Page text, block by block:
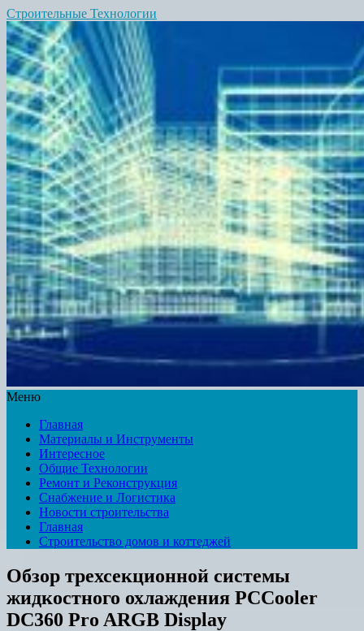
Строительные Технологии
Меню
Главная
Материалы и Инструменты
Интересное
Общие Технологии
Ремонт и Реконструкция
Снабжение и Логистика
Новости строительства
Главная
Строительство домов и коттеджей
Обзор трехсекционной системы
жидкостного охлаждения PCCooler
DC360 Pro ARGB Display